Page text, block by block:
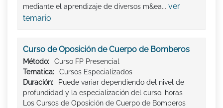
mediante el aprendizaje de diversos m&ea... ver
temario
Curso de Oposición de Cuerpo de Bomberos
Método:
Curso FP Presencial
Tematica:
Cursos Especializados
Duración:
Puede variar dependiendo del nivel de
profundidad y la especialización del curso. horas
Los Cursos de Oposición de Cuerpo de Bomberos